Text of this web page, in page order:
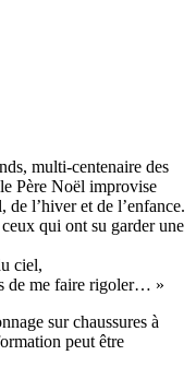
multi-centenaire des
Père Noël improvise
de l’hiver et de l’enfance.
qui ont su garder une
ciel,
de me faire rigoler… »
sur chaussures à
peut être